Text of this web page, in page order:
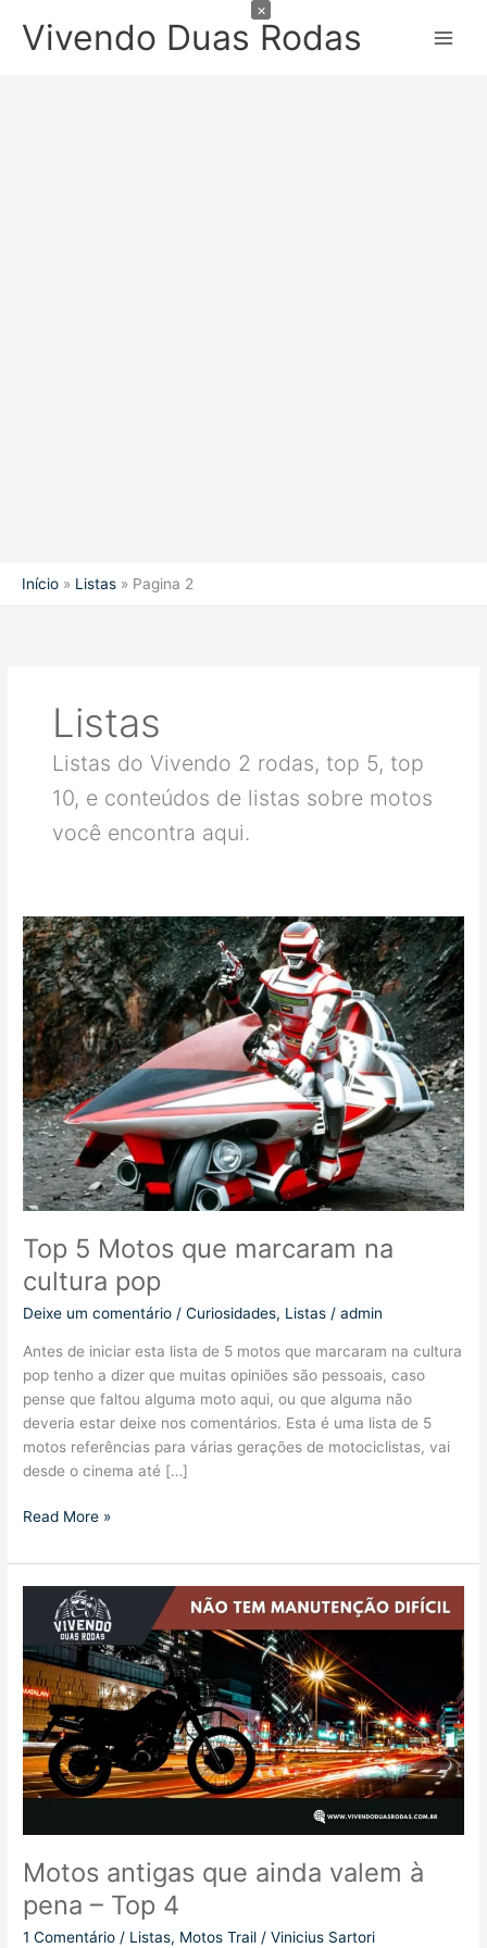
paraVivendo Duas Rodas
Início Listas Pagina 2
Listas
Listas do Vivendo 2 rodas, top 5, top
10, e conteúdos de listas sobre motos
você encontra aqui.
Top 5 Motos que marcaram na
cultura pop
Deixe um comentário /Curiosidades, Listas /admin
Antes de iniciar esta lista de 5 motos que marcaram na cultura
pop tenho a dizer que muitas opiniões são pessoais, caso
pense que faltou alguma moto aqui, ou que alguma não
deveria estar deixe nos comentários. Esta é uma lista de 5
motos referências para várias gerações de motociclistas, vai
desde o cinema até […]
Top
Motos
que
marcaram
cultura
pop
Read More »
Motos antigas que ainda valem à
pena – Top 4
1 Comentário / Listas, Motos Trail /Vinicius Sartori
×